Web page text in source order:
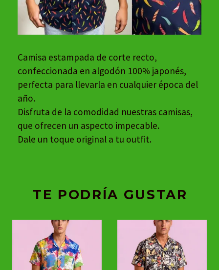
Camisa estampada de corte recto,
confeccionada en algodón 100% japonés,
perfecta para llevarla en cualquier época del
año.
Disfruta de la comodidad nuestras camisas,
que ofrecen un aspecto impecable.
Dale un toque original a tu outfit.
TE PODRÍA GUSTAR